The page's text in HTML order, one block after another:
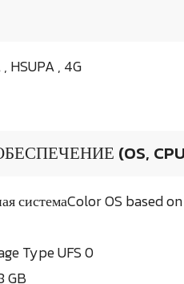
HSUPA , 4G
(OS,
системаColor OS based
Type UFS 0
GB